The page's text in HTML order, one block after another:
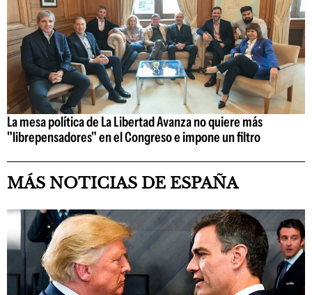
La mesa política de La Libertad Avanza no quiere más
"librepensadores" en el Congreso e impone un filtro
MÁS NOTICIAS DE ESPAÑA